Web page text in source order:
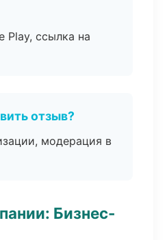
Play, ссылка на
отзыв?
модерация в
Бизнес-